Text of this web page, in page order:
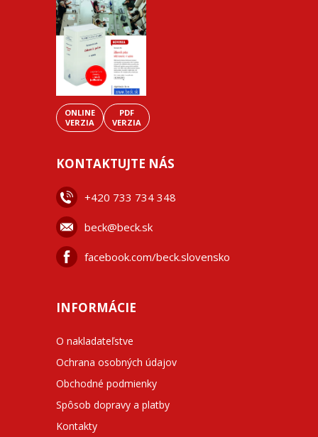
ONLINE
VERZIA
PDF
VERZIA
KONTAKTUJTE NÁS
+420 733 734 348
beck@beck.sk
facebook.com/beck.slovensko
INFORMÁCIE
O nakladateľstve
Ochrana osobných údajov
Obchodné podmienky
Spôsob dopravy a platby
Kontakty